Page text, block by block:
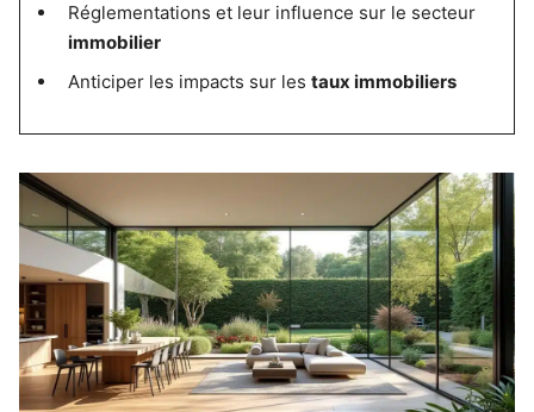
Réglementations et leur influence sur le secteur
immobilier
Anticiper les impacts sur les taux immobiliers